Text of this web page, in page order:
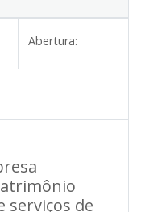
Abertura:
serviços de